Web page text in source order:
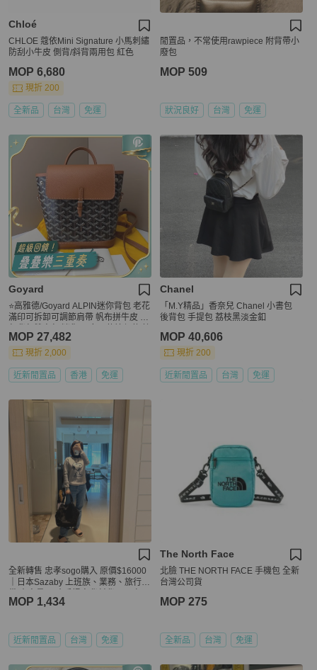
Chloé
CHLOE 蔻依Mini Signature 小馬刺繡
防刮小牛皮 側背/斜背兩用包 紅色
MOP 6,680
現折 200
全新品 台灣 免運
閒置品，不常使用rawpiece 附背帶小
廢包
MOP 509
狀況良好 台灣 免運
Goyard
⭐高雅德/Goyard ALPIN迷你背包 老花
滿印可拆卸可調節肩帶 帆布拼牛皮 書
色 銀扣
MOP 27,482
現折 2,000
近新閒置品 香港 免運
Chanel
「M.Y精品」香奈兒 Chanel 小書包
後背包 手提包 荔枝黑淡金釦
MOP 40,606
現折 200
近新閒置品 台灣 免運
全新轉售 忠孝sogo購入 原價$16000
｜日本Sazaby 上班族、業務、旅行必
MOP 1,434
近新閒置品 台灣 免運
The North Face
北臉 THE NORTH FACE 手機包 全新
台灣公司貨
MOP 275
全新品 台灣 免運